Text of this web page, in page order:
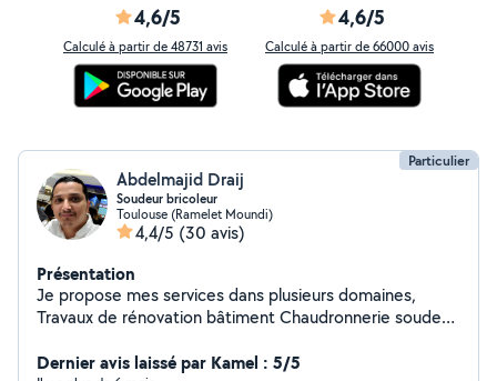
4,6/5
Calculé à partir de 48731 avis
4,6/5
Calculé à partir de 66000 avis
Particulier
Abdelmajid Draij
Soudeur bricoleur
Toulouse (Ramelet Moundi)
4,4/5 (30 avis)
Présentation
Je propose mes services dans plusieurs domaines,
Travaux de rénovation bâtiment Chaudronnerie soudeur
démontage meuble en kit déménagement Aide a
Dernier avis laissé par Kamel : 5/5